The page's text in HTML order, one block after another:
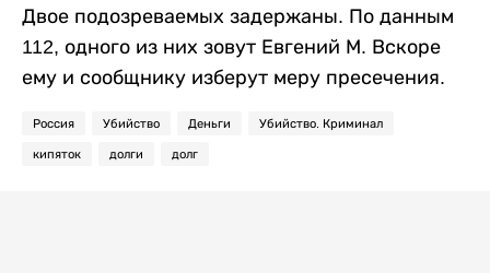
Двое подозреваемых задержаны. По данным
112, одного из них зовут Евгений М. Вскоре
ему и сообщнику изберут меру пресечения.
Россия Убийство Деньги Убийство. Криминал
кипяток долги долг